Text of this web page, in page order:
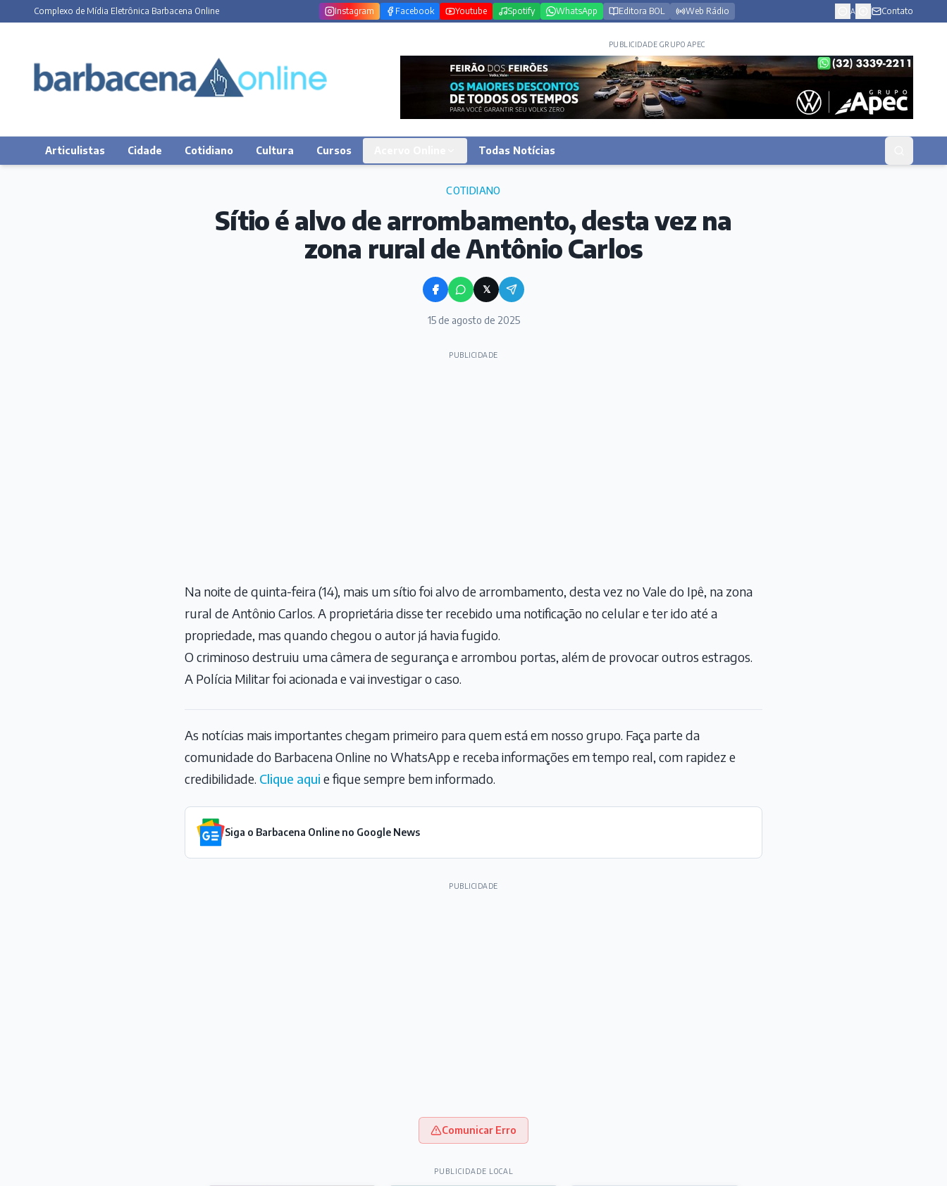
Complexo de Mídia Eletrônica Barbacena Online Instagram Facebook Youtube Spotify WhatsApp Editora BOL Web Rádio A Contato
PUBLICIDADE GRUPO APEC
Articulistas Cidade Cotidiano Cultura Cursos Todas Notícias
COTIDIANO
Sítio é alvo de arrombamento, desta vez na
zona rural de Antônio Carlos
𝕏
15 de agosto de 2025
PUBLICIDADE
Na noite de quinta-feira (14), mais um sítio foi alvo de arrombamento, desta vez no Vale do Ipê, na zona
rural de Antônio Carlos. A proprietária disse ter recebido uma notificação no celular e ter ido até a
propriedade, mas quando chegou o autor já havia fugido.
O criminoso destruiu uma câmera de segurança e arrombou portas, além de provocar outros estragos.
A Polícia Militar foi acionada e vai investigar o caso.
As notícias mais importantes chegam primeiro para quem está em nosso grupo. Faça parte da
comunidade do Barbacena Online no WhatsApp e receba informações em tempo real, com rapidez e
credibilidade. Clique aqui e fique sempre bem informado.
Siga o Barbacena Online no Google News
PUBLICIDADE
Comunicar Erro
PUBLICIDADE LOCAL